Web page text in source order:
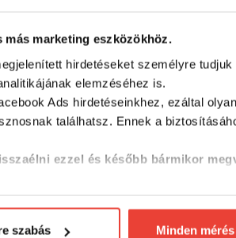
más marketing eszközökhöz.
hirdetéseket személyre
elemzéséhez is.
Ads hirdetéseinkhez, ezáltal
találhatsz. Ennek a
ezzel és később bármikor
szabás Minden
Mould
töltőszerszám
1 097 Ft